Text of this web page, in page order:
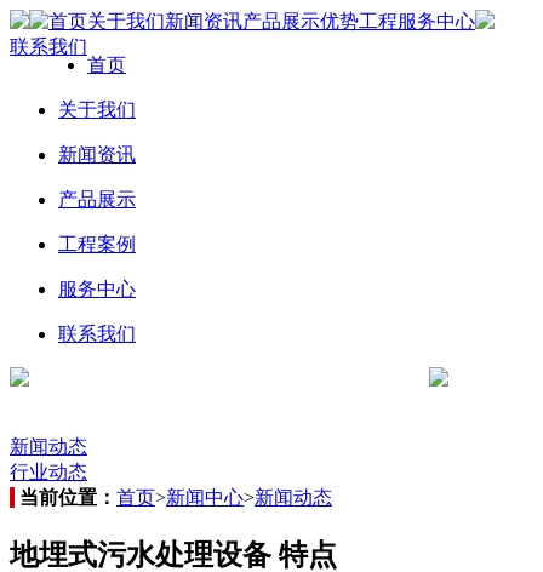
首页关于我们新闻资讯产品展示优势工程服务中心
联系我们
首页
关于我们
新闻资讯
产品展示
工程案例
服务中心
联系我们
新闻动态
行业动态
当前位置： 首页>新闻中心>新闻动态
地埋式污水处理设备​ 特点